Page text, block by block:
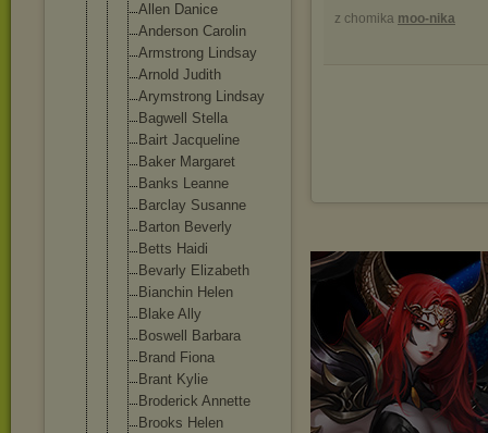
Allen Danice
Anderson Carolin
Armstrong Lindsay
Arnold Judith
Arymstrong Lindsay
Bagwell Stella
Bairt Jacqueline
Baker Margaret
Banks Leanne
Barclay Susanne
Barton Beverly
Betts Haidi
Bevarly Elizabeth
Bianchin Helen
Blake Ally
Boswell Barbara
Brand Fiona
Brant Kylie
Broderick Annette
Brooks Helen
z chomika moo-nika